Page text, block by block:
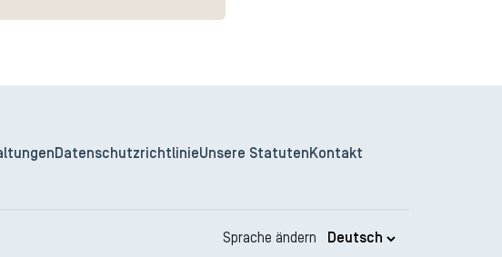
DatenschutzrichtlinieUnsere Statuten Kontakt
Sprache ändern